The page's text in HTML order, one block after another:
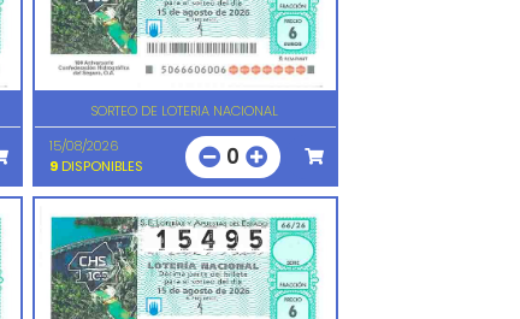
SORTEO DE LOTERIA NACIONAL
15/08/2026
9DISPONIBLES 0